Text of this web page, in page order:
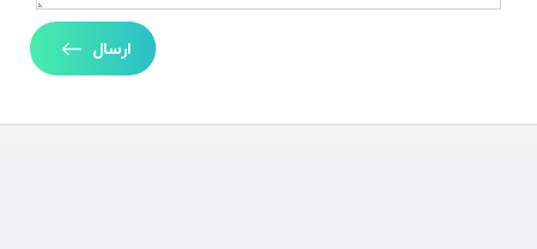
ارسال